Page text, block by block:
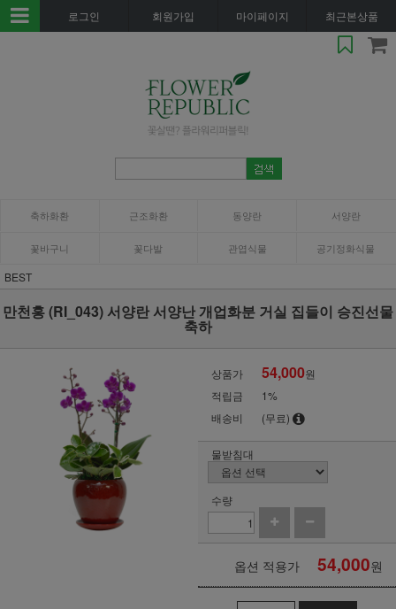
로그인 회원가입 마이페이지 최근본상품
축하화환 근조화환 동양란 서양란
꽃바구니 꽃다발 관엽식물 공기정화식물
BEST
만천홍 (RI_043) 서양란 서양난 개업화분 거실 집들이 승진선물
축하
상품가 54,000원
적립금
1%
배송비
(무료)
물받침대
수량
옵션 적용가 54,000원